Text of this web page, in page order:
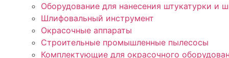
Оборудование для нанесения штукатурки и
Шлифовальный инструмент
Окрасочные аппараты
Строительные промышленные пылесосы
Комплектующие для окрасочного